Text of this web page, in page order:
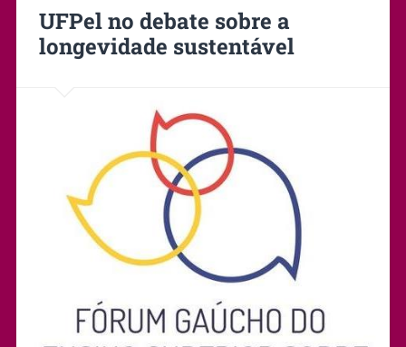
UFPel no debate sobre a
longevidade sustentável